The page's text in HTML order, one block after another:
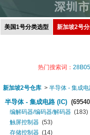
美国1号分类选型 新加坡2号
热门搜索词：
新加坡2号仓库 > 半导体 - 集成
半导体 - 集成电路 (IC)
编解码器/编码器/解码器 (183)
触屏控制器 (53)
存储控制器 (14)